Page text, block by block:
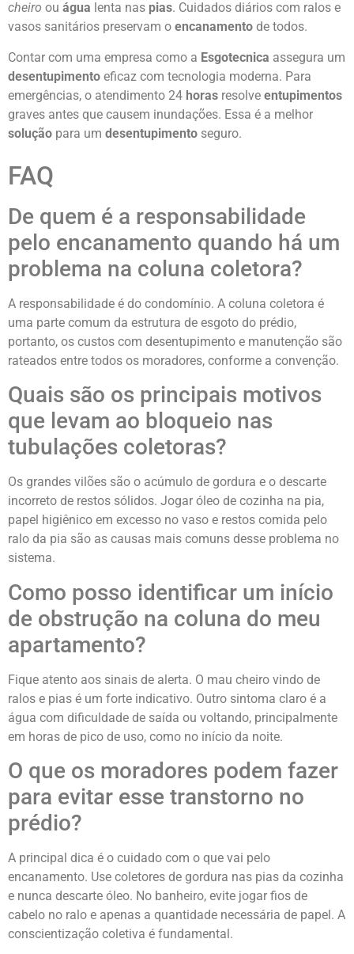
cheiro ou água lenta nas pias. Cuidados diários com ralos e
vasos sanitários preservam o encanamento de todos.
Contar com uma empresa como a Esgotecnica assegura um
desentupimento eficaz com tecnologia moderna. Para
emergências, o atendimento 24 horas resolve entupimentos
graves antes que causem inundações. Essa é a melhor
solução para um desentupimento seguro.
FAQ
De quem é a responsabilidade
pelo encanamento quando há um
problema na coluna coletora?
A responsabilidade é do condomínio. A coluna coletora é
uma parte comum da estrutura de esgoto do prédio,
portanto, os custos com desentupimento e manutenção são
rateados entre todos os moradores, conforme a convenção.
Quais são os principais motivos
que levam ao bloqueio nas
tubulações coletoras?
Os grandes vilões são o acúmulo de gordura e o descarte
incorreto de restos sólidos. Jogar óleo de cozinha na pia,
papel higiênico em excesso no vaso e restos comida pelo
ralo da pia são as causas mais comuns desse problema no
sistema.
Como posso identificar um início
de obstrução na coluna do meu
apartamento?
Fique atento aos sinais de alerta. O mau cheiro vindo de
ralos e pias é um forte indicativo. Outro sintoma claro é a
água com dificuldade de saída ou voltando, principalmente
em horas de pico de uso, como no início da noite.
O que os moradores podem fazer
para evitar esse transtorno no
prédio?
A principal dica é o cuidado com o que vai pelo
encanamento. Use coletores de gordura nas pias da cozinha
e nunca descarte óleo. No banheiro, evite jogar fios de
cabelo no ralo e apenas a quantidade necessária de papel. A
conscientização coletiva é fundamental.